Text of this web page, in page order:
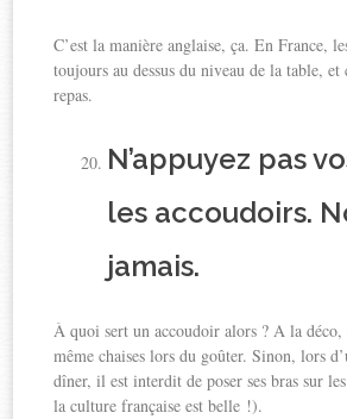
C’est la manière anglaise, ça. En France,
toujours au dessus du niveau de la table,
repas.
N’appuyez pas
les accoudoirs.
jamais.
À quoi sert un accoudoir alors ? A la déco,
même chaises lors du goûter. Sinon, lors
dîner, il est interdit de poser ses bras sur
la culture française est belle !).